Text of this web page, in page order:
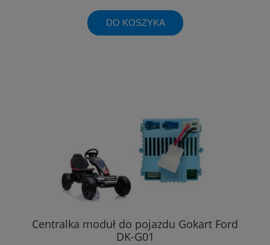
DO KOSZYKA
Centralka moduł do pojazdu Gokart Ford
DK-G01